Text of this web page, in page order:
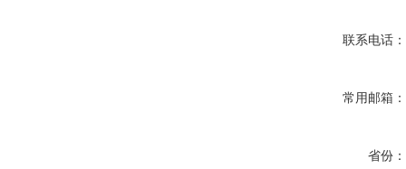
联系电话：
常用邮箱：
省份：